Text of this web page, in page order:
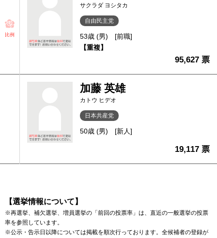
比例
サクラダ ヨシタカ
自由民主党
53歳 (男)
[前職]
【重複】
95,627 票
加藤 英雄
カトウ ヒデオ
日本共産党
50歳 (男) [新人]
19,117 票
【選挙情報について】
※再選挙、補欠選挙、増員選挙の「前回の投票率」は、直近の一般選挙の投票
率を参照しています。
※公示・告示日以降については掲載を順次行っております。全候補者の登録が